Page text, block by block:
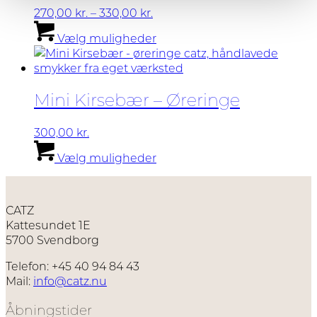
varesiden
270,00 kr. –330,00 kr.
til
330,00 kr.
Vælg mulighedervare
har
flere
Mulighederne
varesiden
Mini Kirsebær – Øreringe
300,00 kr.
Vælg mulighedervare
har
CATZ
Kattesundet 1E
5700 Svendborg
Telefon: +45 40 94 84 43
Mail: info@catz.nu
Åbningstider